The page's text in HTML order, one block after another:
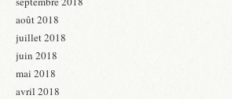
août 2018
juillet 2018
juin 2018
mai 2018
avril 2018